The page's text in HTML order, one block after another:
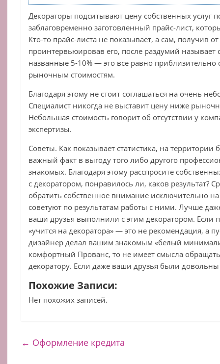
Декораторы подситывают цену собственных услуг
заблаговременно заготовленный прайс-лист,
Кто-то прайс-листа не показывает, а сам, получив
проинтервьюировав его, после раздумий
названные 5-10% — это все равно приблизительно
рыночным стоимостям.
Благодаря этому не стоит соглашаться на очень
Специалист никогда не выставит цену ниже
Небольшая стоимость говорит об отсутствии у
экспертизы.
Советы. Как показывает статистика, на
важный факт в выгоду того либо другого
знакомых. Благодаря этому расспросите
с декоратором, понравилось ли, каков результат?
обратить собственное внимание исключительно
советуют по результатам работы с ними. Лучше
ваши друзья выполнили с этим декоратором. Если
«учится на декоратора» — это не рекомендация, а
дизайнер делал вашим знакомым «белый
комфортный Прованс, то не имеет смысла
декоратору. Если даже ваши друзья были
Похожие Записи:
Нет похожих записей.
← Оформление кредита